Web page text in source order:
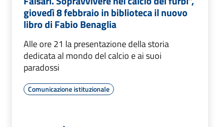
giovedì 8 febbraio in biblioteca il nuovo
libro di Fabio Benaglia
Alle ore 21 la presentazione della storia
dedicata al mondo del calcio e ai suoi
paradossi
Comunicazione istituzionale